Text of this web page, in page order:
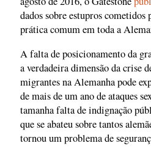
dados sobre estupros
prática comum em toda a
A falta de posicionamento da
a verdadeira dimensão da crise
migrantes na Alemanha pode
de mais de um ano de ataques
tamanha falta de indignação
que se abateu sobre tantos
tornou um problema de